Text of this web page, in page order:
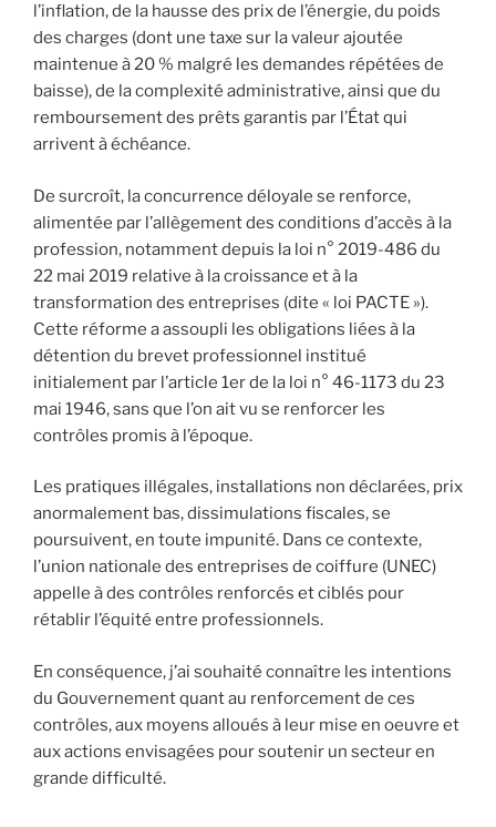
l’inflation, de la hausse des prix de l’énergie, du poids
des charges (dont une taxe sur la valeur ajoutée
maintenue à 20 % malgré les demandes répétées de
baisse), de la complexité administrative, ainsi que du
remboursement des prêts garantis par l’État qui
arrivent à échéance.
De surcroît, la concurrence déloyale se renforce,
alimentée par l’allègement des conditions d’accès à la
profession, notamment depuis la loi n° 2019-486 du
22 mai 2019 relative à la croissance et à la
transformation des entreprises (dite « loi PACTE »).
Cette réforme a assoupli les obligations liées à la
détention du brevet professionnel institué
initialement par l’article 1er de la loi n° 46-1173 du 23
mai 1946, sans que l’on ait vu se renforcer les
contrôles promis à l’époque.
Les pratiques illégales, installations non déclarées, prix
anormalement bas, dissimulations fiscales, se
poursuivent, en toute impunité. Dans ce contexte,
l’union nationale des entreprises de coiffure (UNEC)
appelle à des contrôles renforcés et ciblés pour
rétablir l’équité entre professionnels.
En conséquence, j’ai souhaité connaître les intentions
du Gouvernement quant au renforcement de ces
contrôles, aux moyens alloués à leur mise en oeuvre et
aux actions envisagées pour soutenir un secteur en
grande difficulté.